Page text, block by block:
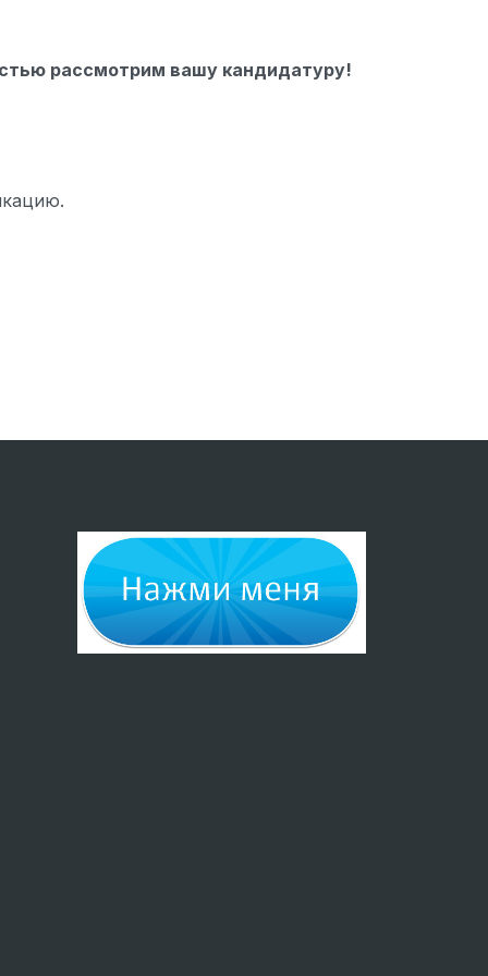
рассмотрим вашу кандидатуру!